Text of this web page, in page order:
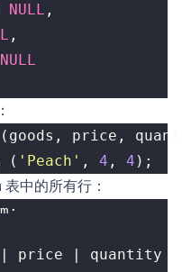
NULL ,
,
NULL
( goods , price ,
( 'Peach' , 4 , 4 );
表中的所有行：
;